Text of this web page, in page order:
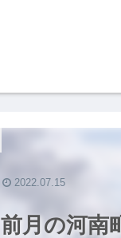
前月の河南
2022.07.15